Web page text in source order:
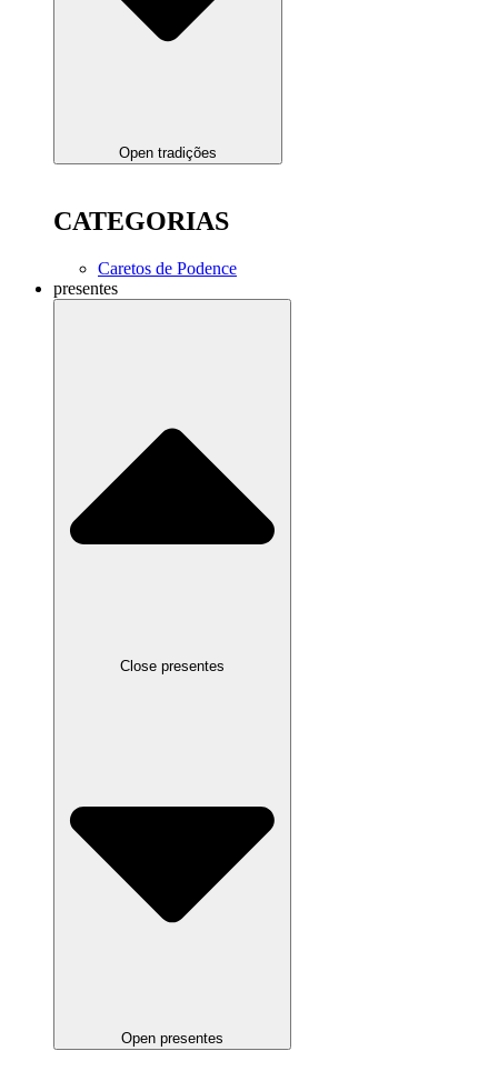
Open tradições
CATEGORIAS
Caretos de Podence
presentes
Close presentes
Open presentes